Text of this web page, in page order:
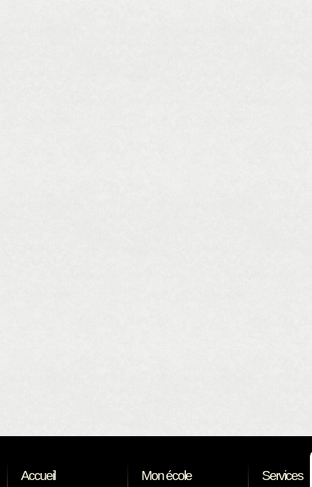
Accueil Mon école Services